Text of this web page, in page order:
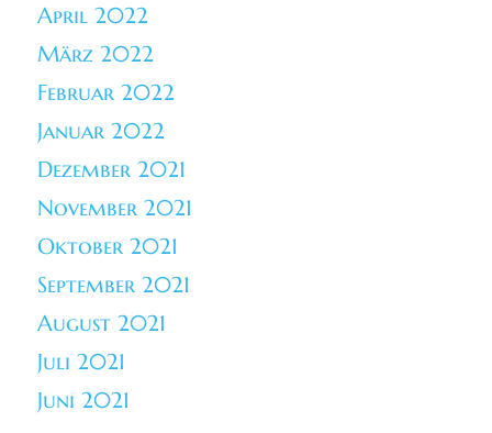
April 2022
März 2022
Februar 2022
Januar 2022
Dezember 2021
November 2021
Oktober 2021
September 2021
August 2021
Juli 2021
Juni 2021